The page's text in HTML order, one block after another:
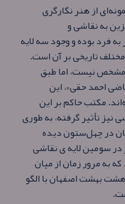
از هنر نگارگری
به نقاشی و
فرد بوده و وجود سه لایه
تاریخی بر آن است.
مشخص نیست، اما طبق
احمد حقی»، این
مکتب حاکم بر این
نیز تأثیر گرفته، به طوری
در چهل‌ستون دیده
سومین لایه ی نقاشی‌
مرور زمان از میان
بهشت اصفهان با الگو